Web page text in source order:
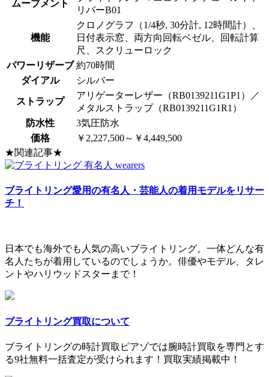
ムーブメント
リバーB01
機能
クロノグラフ（1/4秒, 30分計, 12時間計）、
日付表示窓、両方向回転ベゼル、回転計算
尺、スクリューロック
パワーリザーブ 約70時間
ダイアル
シルバー
ストラップ
アリゲーターレザー（RB0139211G1P1）／
メタルストラップ（RB0139211G1R1）
防水性
3気圧防水
価格
￥2,227,500～￥4,449,500
★関連記事★
ブライトリング愛用の有名人・芸能人の着用モデルをリサー
チ！
日本でも海外でも人気の高いブライトリング。一体どんな有
名人たちが着用しているのでしょうか。俳優やモデル、タレ
ントやハリウッドスターまで！
ブライトリング買取について
ブライトリングの時計買取ピアゾでは腕時計買取を専門とす
る9社無料一括査定が受けられます！買取実績掲載中！